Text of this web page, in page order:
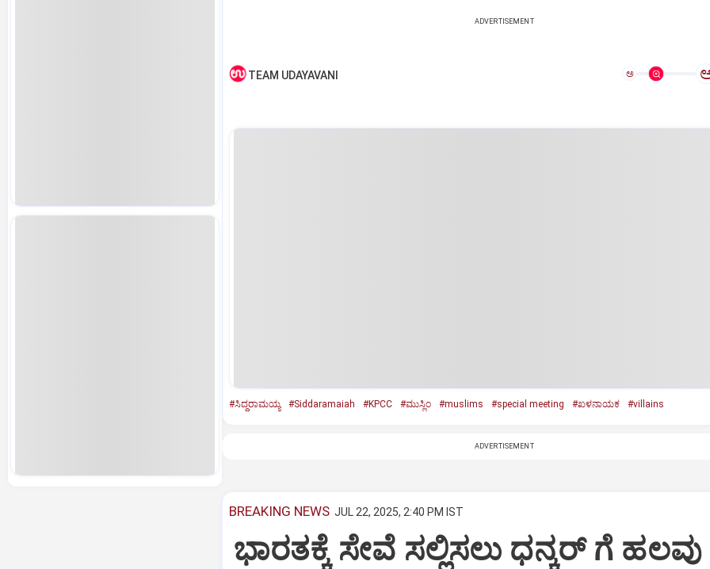
ADVERTISEMENT
TEAM UDAYAVANI ಅ
#ಸಿದ್ದರಾಮಯ್ಯ #Siddaramaiah #KPCC #ಮುಸ್ಲಿಂ #muslims #special meeting #ಖಳನಾಯಕ #villains
ADVERTISEMENT
BREAKING NEWS JUL 22, 2025, 2:40 PM IST
ಭಾರತಕ್ಕೆ ಸೇವೆ ಸಲ್ಲಿಸಲು ಧನ್ಕರ್‌ ಗೆ ಹಲವು